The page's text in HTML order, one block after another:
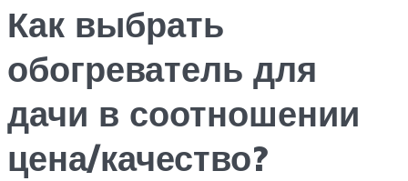
Как выбрать
обогреватель для
дачи в соотношении
цена/качество?